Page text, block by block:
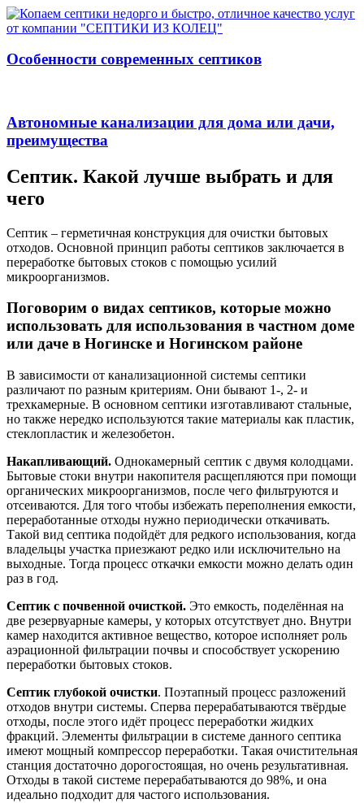
Особенности современных септиков
Автономные канализации для дома или дачи,
преимущества
Септик. Какой лучше выбрать и для
чего
Септик – герметичная конструкция для очистки бытовых
отходов. Основной принцип работы септиков заключается в
переработке бытовых стоков с помощью усилий
микроорганизмов.
Поговорим о видах септиков, которые можно
использовать для использования в частном доме
или даче в Ногинске и Ногинском районе
В зависимости от канализационной системы септики
различают по разным критериям. Они бывают 1-, 2- и
трехкамерные. В основном септики изготавливают стальные,
но также нередко используются такие материалы как пластик,
стеклопластик и железобетон.
Накапливающий. Однокамерный септик с двумя колодцами.
Бытовые стоки внутри накопителя расщепляются при помощи
органических микроорганизмов, после чего фильтруются и
отсеиваются. Для того чтобы избежать переполнения емкости,
переработанные отходы нужно периодически откачивать.
Такой вид септика подойдёт для редкого использования, когда
владельцы участка приезжают редко или исключительно на
выходные. Тогда процесс откачки емкости можно делать один
раз в год.
Септик с почвенной очисткой. Это емкость, поделённая на
две резервуарные камеры, у которых отсутствует дно. Внутри
камер находится активное вещество, которое исполняет роль
аэрационной фильтрации почвы и способствует ускорению
переработки бытовых стоков.
Септик глубокой очистки. Поэтапный процесс разложений
отходов внутри системы. Сперва перерабатываются твёрдые
отходы, после этого идёт процесс переработки жидких
фракций. Элементы фильтрации в системе данного септика
имеют мощный компрессор переработки. Такая очистительная
станция достаточно дорогостоящая, но очень результативная.
Отходы в такой системе перерабатываются до 98%, и она
идеально подходит для частого использования.